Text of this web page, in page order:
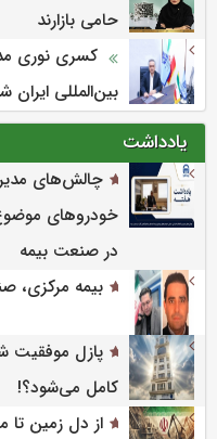
حامی بازارند
کسری نوری
بین‌المللی ایران
یادداشت
چالش‌های
خودروهای
در صنعت بیمه
بیمه مرکزی،
کامل می‌شود؟!
از دل زمین تا